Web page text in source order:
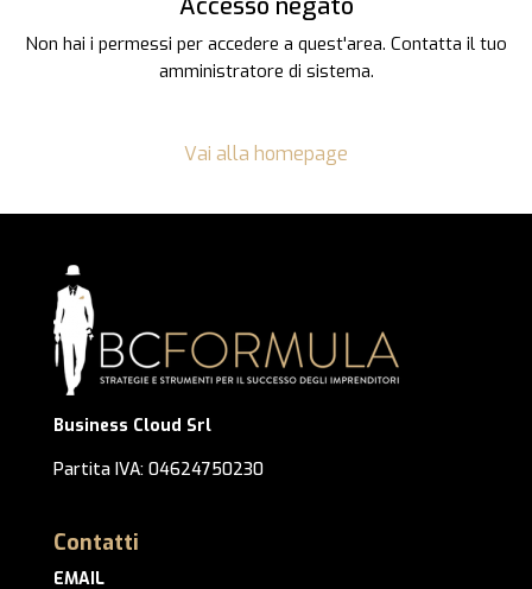
Accesso negato
Non hai i permessi per accedere a quest'area. Contatta il tuo
amministratore di sistema.
Vai alla homepage
Business Cloud Srl
Partita IVA: 04624750230
Contatti
EMAIL